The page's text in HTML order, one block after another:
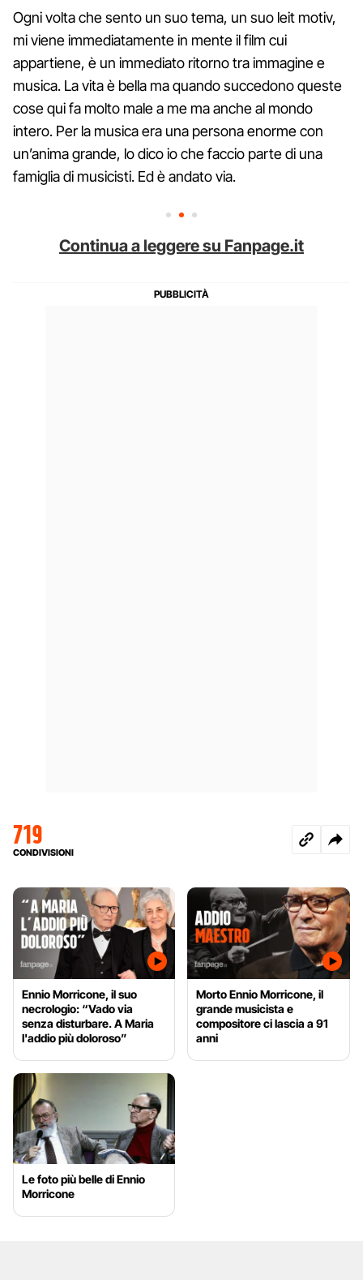
Ogni volta che sento un suo tema, un suo leit motiv,
mi viene immediatamente in mente il film cui
appartiene, è un immediato ritorno tra immagine e
musica. La vita è bella ma quando succedono queste
cose qui fa molto male a me ma anche al mondo
intero. Per la musica era una persona enorme con
un’anima grande, lo dico io che faccio parte di una
famiglia di musicisti. Ed è andato via.
Continua a leggere su Fanpage.it
719
CONDIVISIONI
Ennio Morricone, il suo
necrologio: “Vado via
senza disturbare. A Maria
l'addio più doloroso”
Morto Ennio Morricone, il
grande musicista e
compositore ci lascia a 91
anni
Le foto più belle di Ennio
Morricone